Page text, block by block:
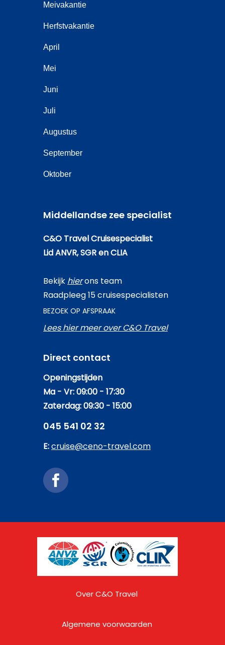
Meivakantie
Herfstvakantie
April
Mei
Juni
Juli
Augustus
September
Oktober
Middellandse zee specialist
C&O Travel Cruisespecialist
Lid ANVR, SGR en CLIA
Bekijk hierons team
Raadpleeg 15 cruisespecialisten
BEZOEK OP AFSPRAAK
Lees hier meer over C&O Travel
Direct contact
Openingstijden
Ma - Vr: 09:00 - 17:30
Zaterdag: 09:30 - 15:00
045 541 02 32
E:cruise@ceno-travel.com
Over C&O Travel
Algemene voorwaarden